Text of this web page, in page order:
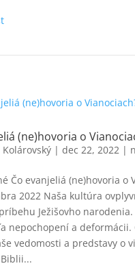
(ne)hovoria o
| dec 22, 2022|
Čo evanjeliá (ne)hovoria o
2022 Naša kultúra
Ježišovho
nepochopení a deformácii.
vedomosti a predstavy o